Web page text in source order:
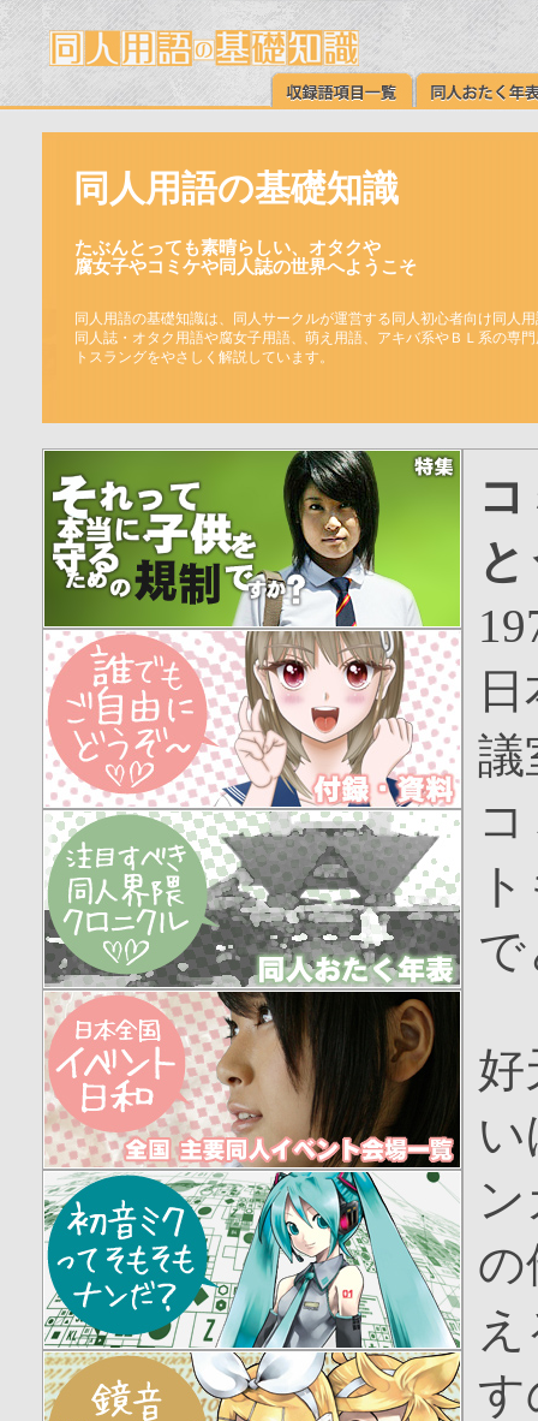
同人用語の基礎知識
たぶんとっても素晴らしい、オタクや
腐女子やコミケや同人誌の世界へようこそ
同人用語の基礎知識は、同人サークルが運営する同人初心者向け同人
同人誌・オタク用語や腐女子用語、萌え用語、アキバ系やＢＬ系の専
トスラングをやさしく解説しています。
議
好
の
す